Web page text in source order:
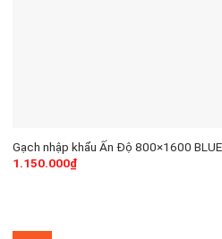
Gạch nhập khẩu Ấn Độ 800×1600
1.150.000₫